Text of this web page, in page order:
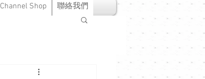
Channel Shop 聯絡我們